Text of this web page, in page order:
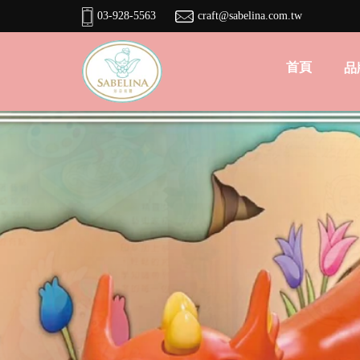
03-928-5563 craft@sabelina.com.tw
首頁 品